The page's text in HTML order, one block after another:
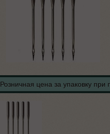
Розничная цена за упаковку при